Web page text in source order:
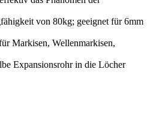
von 80kg; geeignet für 6mm
Markisen, Wellenmarkisen,
Expansionsrohr in die Löcher